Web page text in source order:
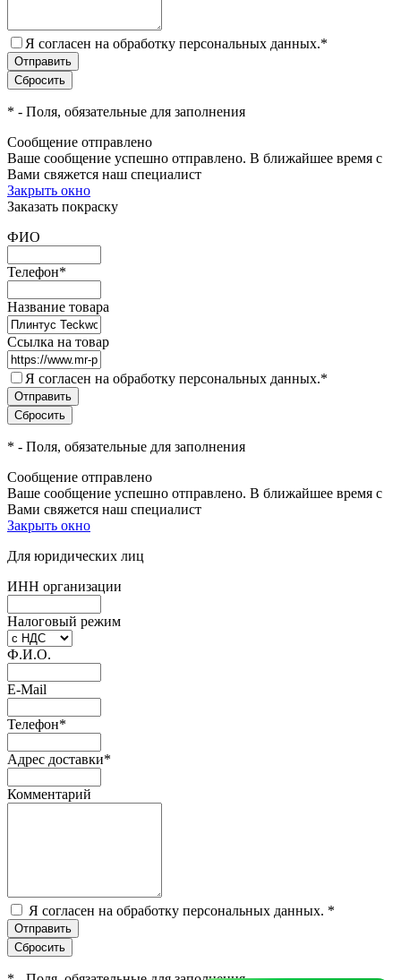
Я согласен на обработку персональных данных.*
* - Поля, обязательные для заполнения
Сообщение отправлено
Ваше сообщение успешно отправлено. В ближайшее время с
Вами свяжется наш специалист
Закрыть окно
Заказать покраску
ФИО
Телефон*
Название товара
Ссылка на товар
Я согласен на обработку персональных данных.*
* - Поля, обязательные для заполнения
Сообщение отправлено
Ваше сообщение успешно отправлено. В ближайшее время с
Вами свяжется наш специалист
Закрыть окно
Для юридических лиц
ИНН организации
Налоговый режим
Ф.И.О.
E-Mail
Телефон*
Адрес доставки*
Комментарий
Я согласен на обработку персональных данных. *